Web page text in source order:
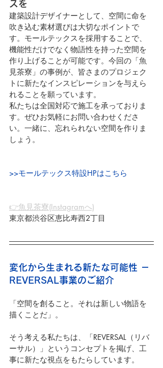
スを
建築設計デザイナーとして、空間に命を
吹き込む素材選びは大切なポイントで
す。モールテックスを採用することで、
機能性だけでなく物語性を持った空間を
作り上げることが可能です。今回の「魚
見茶寮」の事例が、皆さまのプロジェク
トに新たなインスピレーションを与えら
れることを願っています。
私たちは全国対応で施工を承っておりま
す。ぜひお気軽にお問い合わせくださ
い。一緒に、忘れられない空間を作りま
しょう。
>>モールテックス特設HPはこちら
👉魚見茶寮(Instagramへ)
東京都渋谷区恵比寿西2丁目
変化から生まれる新たな可能性 －
REVERSAL事業のご紹介
「空間を創ること。それは新しい物語を
描くことだ」。
そう考える私たちは、「REVERSAL（リバ
ーサル）」というコンセプトを掲げ、工
事に新たな視点をもたらしています。